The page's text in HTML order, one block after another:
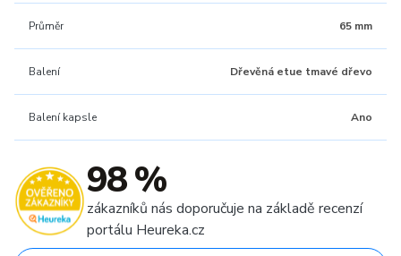
Průměr 65 mm
Balení Dřevěná etue tmavé dřevo
Balení kapsle Ano
98 %
zákazníků nás doporučuje na základě recenzí
portálu Heureka.cz